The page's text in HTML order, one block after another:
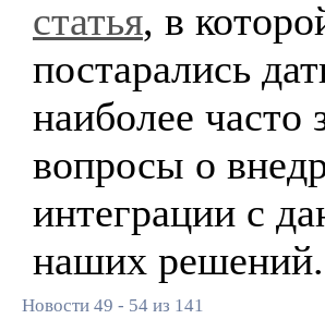
статья, в
постарались
наиболее часто
вопросы о
интеграции с
наших решений.
Новости 49 - 54 из 141